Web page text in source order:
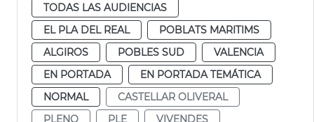
TODAS LAS AUDIENCIAS
EL PLA DEL REAL
POBLATS MARITIMS
ALGIROS
POBLES SUD
VALENCIA
EN PORTADA
EN PORTADA TEMÁTICA
NORMAL
CASTELLAR OLIVERAL
PLENO
PLE
VIVENDES